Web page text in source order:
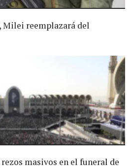
Milei reemplazará del
masivos en el funeral de